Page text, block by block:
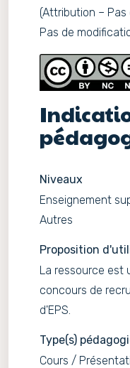
(Attribution – Pas
Pas de
Niveaux
Enseignement
Autres
Proposition
La ressource est
concours de
d'EPS.
Type(s)
Cours /